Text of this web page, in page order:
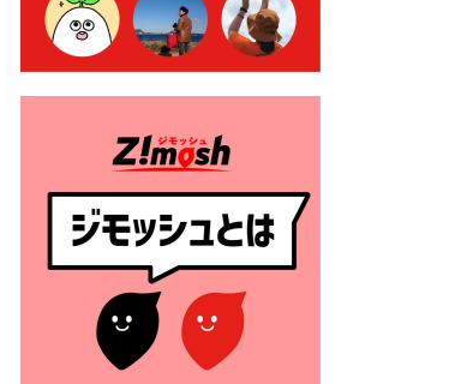
2026年7月1日 豊前市民プール
一般開放
（令和８年４月１日施行）
格改定
2026年6月23日 公告一覧（市
内業者対象）を更新しまし
2026年6月23日 （一財）豊前
市佐野・則尾育英会奨学生募